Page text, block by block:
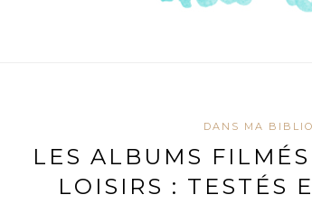
DANS MA
LES ALBUMS
LOISIRS : TESTÉS